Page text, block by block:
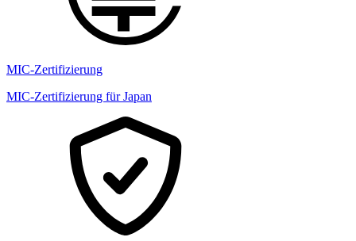
MIC-Zertifizierung
MIC-Zertifizierung für Japan